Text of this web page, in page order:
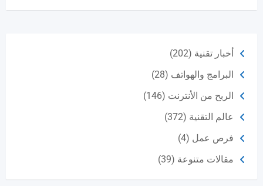
أخبار تقنية (202)
البرامج والهواتف (28)
الربح من الأنترنت (146)
عالم التقنية (372)
فرص عمل (4)
مقالات متنوعة (39)